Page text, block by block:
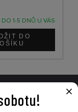
DO 1-5 DNŮ U VÁS
×